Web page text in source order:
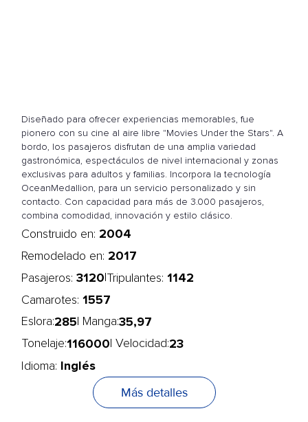
Diseñado para ofrecer experiencias memorables, fue
pionero con su cine al aire libre "Movies Under the Stars". A
bordo, los pasajeros disfrutan de una amplia variedad
gastronómica, espectáculos de nivel internacional y zonas
exclusivas para adultos y familias. Incorpora la tecnología
OceanMedallion, para un servicio personalizado y sin
contacto. Con capacidad para más de 3.000 pasajeros,
combina comodidad, innovación y estilo clásico.
Construido en: 2004
Remodelado en: 2017
Pasajeros: 3120 Tripulantes: 1142
Camarotes: 1557
Eslora:285 | Manga:35,97
Tonelaje:116000 | Velocidad:23
Idioma: Inglés
Más detalles